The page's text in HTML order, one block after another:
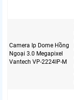
Camera Ip Dome Hồng
Ngoại 3.0 Megapixel
Vantech VP-2224IP-M